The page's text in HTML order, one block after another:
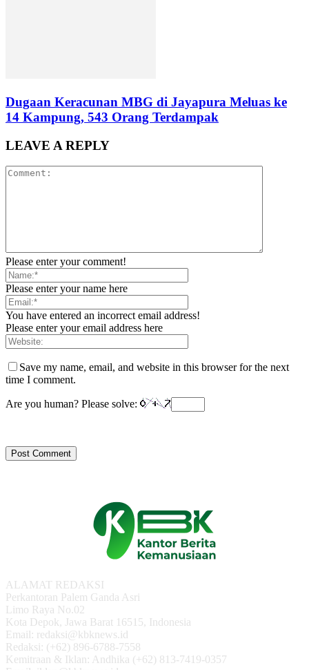
Dugaan Keracunan MBG di Jayapura Meluas ke
14 Kampung, 543 Orang Terdampak
LEAVE A REPLY
Please enter your comment!
Please enter your name here
You have entered an incorrect email address!
Please enter your email address here
Save my name, email, and website in this browser for the next
time I comment.
Are you human? Please solve:
ALAMAT REDAKSI
Perkantoran Palem Ganda Asri
Limo Raya No.02
Kota Depok, Jawa Barat 16515, Indonesia
Email: redaksi@kbknews.id
Redaksi: (+62) 896-6788-7558
Kemitraan & Iklan: Andhika (+62) 813-7419-0357